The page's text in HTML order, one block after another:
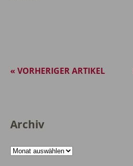
« VORHERIGER ARTIKEL
Archiv
Archiv